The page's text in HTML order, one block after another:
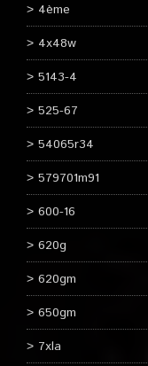
4ème
4x48w
5143-4
525-67
54065r34
579701m91
600-16
620g
620gm
650gm
7xla